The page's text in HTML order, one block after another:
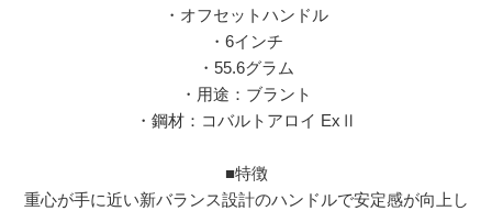
・オフセットハンドル
・6インチ
・55.6グラム
・用途：ブラント
・鋼材：コバルトアロイ ExⅡ
■特徴
重心が手に近い新バランス設計のハンドルで安定感が向上し